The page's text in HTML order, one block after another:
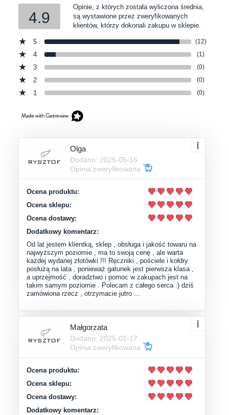
4.9
Opinie, z których została wyliczona średnia,
są wystawione przez zweryfikowanych
klientów, którzy dokonali zakupu w sklepie.
5 (12)
4 (1)
3 (0)
2 (0)
1 (0)
Olga
Dodano: 2025-05-16
Opinia zweryfikowana
Ocena produktu:
Ocena sklepu:
Ocena dostawy:
Dodatkowy komentarz:
Od lat jestem klientką, sklep , obsługa i jakość towaru na
najwyższym poziomie , ma to swoją cenę , ale warta
każdej wydanej złotówki !!! Ręczniki , pościele i kołdry
posłużą na lata , ponieważ gatunek jest pierwsza klasa ,
a uprzejmość , doradztwo i pomoc w zakupach jest na
takim samym poziomie . Polecam z całego serca :) dziś
zamówiona rzecz , otrzymacie jutro …
Małgorzata
Dodano: 2025-02-17
Opinia zweryfikowana
Ocena produktu:
Ocena sklepu:
Ocena dostawy:
Dodatkowy komentarz: